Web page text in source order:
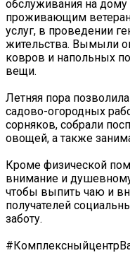
обслуживания на
проживающим
услуг, в проведении
жительства. Вымыли
ковров и напольных
вещи.
Летняя пора
садово-огородных
сорняков, собрали
овощей, а также
Кроме физической
внимание и
чтобы выпить чаю и
получателей
заботу.